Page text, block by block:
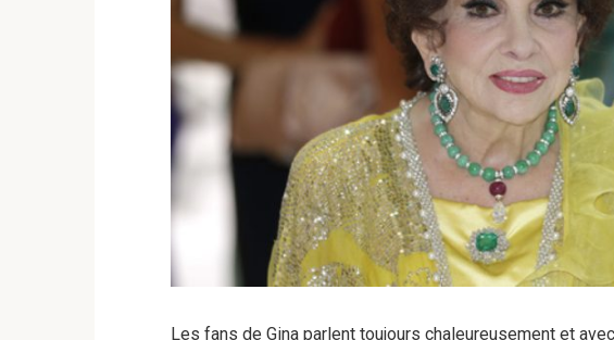
Les fans de Gina parlent toujours chaleureusement et